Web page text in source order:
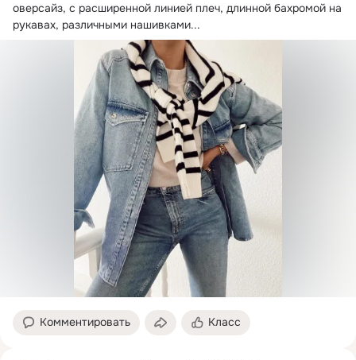
оверсайз, с расширенной линией плеч, длинной бахромой на
рукавах, различными нашивками...
Комментировать Класс